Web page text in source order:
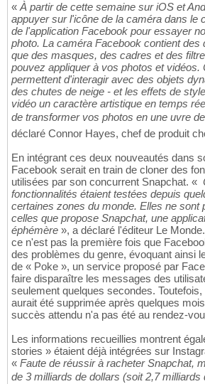
« À partir de cette semaine sur iOS et
appuyer sur l'icône de la caméra dans le
de l'application Facebook pour essayer
photo. La caméra Facebook contient des
que des masques, des cadres et des
pouvez appliquer à vos photos et vidéos.
permettent d'interagir avec des objets
des chutes de neige - et les effets de
vidéo un caractère artistique en temps
de transformer vos photos en une uvre
déclaré Connor Hayes, chef de produit
En intégrant ces deux nouveautés dans
Facebook serait en train de cloner des
utilisées par son concurrent Snapchat. «
fonctionnalités étaient testées depuis
certaines zones du monde. Elles ne sont
celles que propose Snapchat, une
éphémère », a déclaré l'éditeur Le
ce n'est pas la première fois que
des problèmes du genre, évoquant ainsi
de « Poke », un service proposé par
faire disparaître les messages des
seulement quelques secondes.
aurait été supprimée après quelques
succès attendu n'a pas été au rendez-
Les informations recueillies montrent
stories » étaient déjà intégrées sur
« Faute de réussir à racheter Snapchat,
de 3 milliards de dollars (soit 2,7 milliards